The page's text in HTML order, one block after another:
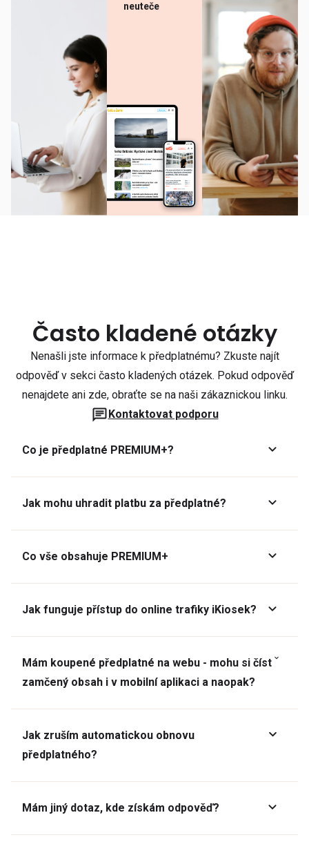
neuteče
Často kladené otázky
Nenašli jste informace k předplatnému? Zkuste najít
odpověď v sekci často kladených otázek. Pokud odpověď
nenajdete ani zde, obraťte se na naši zákaznickou linku.
Kontaktovat podporu
Co je předplatné PREMIUM+?
Jak mohu uhradit platbu za předplatné?
Co vše obsahuje PREMIUM+
Jak funguje přístup do online trafiky iKiosek?
Mám koupené předplatné na webu - mohu si číst
zamčený obsah i v mobilní aplikaci a naopak?
Jak zruším automatickou obnovu
předplatného?
Mám jiný dotaz, kde získám odpověď?